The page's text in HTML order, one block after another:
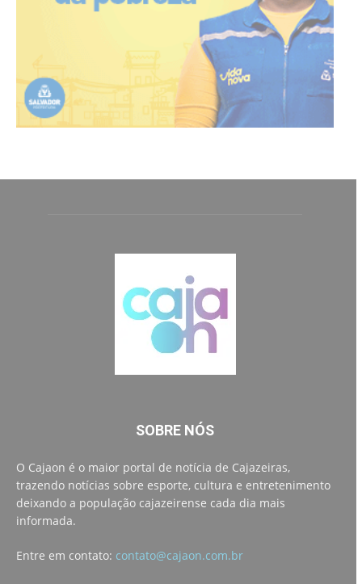
SOBRE NÓS
O Cajaon é o maior portal de notícia de Cajazeiras,
trazendo notícias sobre esporte, cultura e entretenimento
deixando a população cajazeirense cada dia mais
informada.
Entre em contato: contato@cajaon.com.br